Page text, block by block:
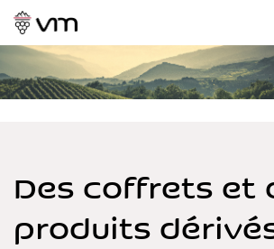
Des coffrets et
produits